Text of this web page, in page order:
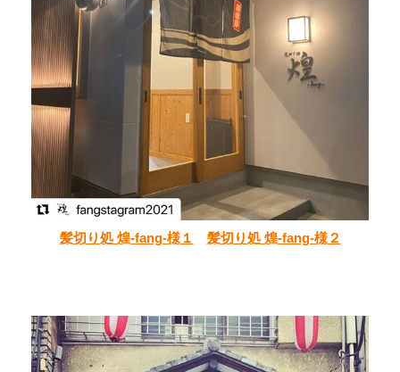
髪切り処 煌-fang-様１ 髪切り処 煌-fang-様２